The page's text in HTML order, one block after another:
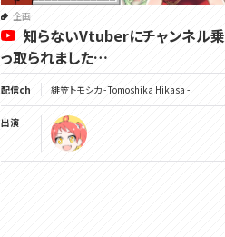
企画
知らないVtuberにチャンネル乗
っ取られました…
配信ch 緋笠トモシカ - Tomoshika Hikasa -
出演